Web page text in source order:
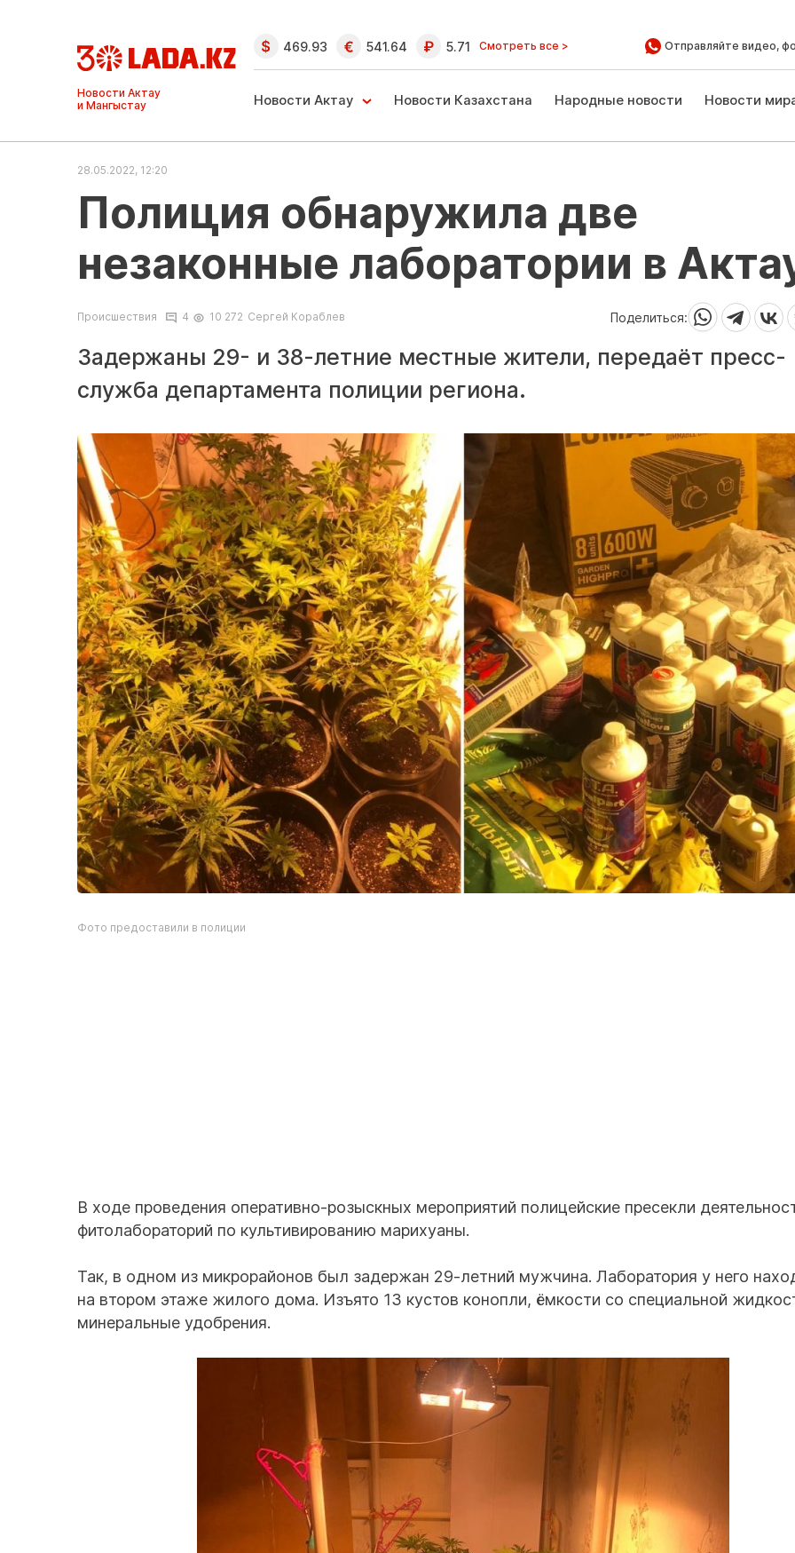
Ақтау және
Манғыстау
жаңалықтары
469.93 541.64 5.71 Смотреть все > Отправляйте видео,
Новости Актау Новости Казахстана Народные новости Новости
28.05.2022, 12:20
Полиция обнаружила две
незаконные лаборатории в
Происшествия 4 10 272 Сергей Кораблев Поделиться:
Задержаны 29- и 38-летние местные жители, передаёт пресс-
служба департамента полиции региона.
Фото предоставили в полиции
В ходе проведения оперативно-розыскных мероприятий полицейские пресекли
фитолабораторий по культивированию марихуаны.
Так, в одном из микрорайонов был задержан 29-летний мужчина. Лаборатория у него
на втором этаже жилого дома. Изъято 13 кустов конопли, ёмкости со специальной
минеральные удобрения.